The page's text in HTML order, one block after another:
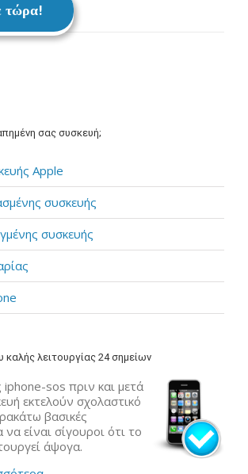
τώρα!
σας συσκευή;
Apple
συσκευής
συσκευής
καλής λειτουργίας 24 σημείων
iphone-sos πριν και μετά
εκτελούν σχολαστικό
βασικές
να είναι σίγουροι ότι το
άψογα.